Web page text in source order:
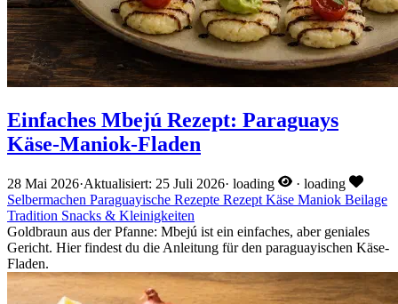
Einfaches Mbejú Rezept: Paraguays
Käse-Maniok-Fladen
28 Mai 2026·Aktualisiert: 25 Juli 2026· loading · loading
Selbermachen Paraguayische Rezepte Rezept Käse Maniok Beilage
Tradition Snacks & Kleinigkeiten
Goldbraun aus der Pfanne: Mbejú ist ein einfaches, aber geniales
Gericht. Hier findest du die Anleitung für den paraguayischen Käse-
Fladen.